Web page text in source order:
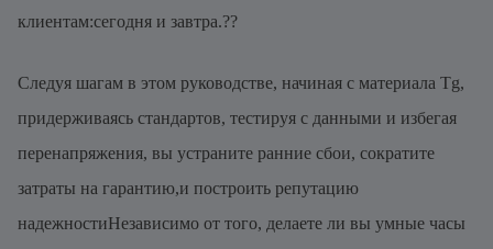
клиентам:сегодня и завтра.??
Следуя шагам в этом руководстве, начиная с материала Tg,
придерживаясь стандартов, тестируя с данными и избегая
перенапряжения, вы устраните ранние сбои, сократите
затраты на гарантию,и построить репутацию
надежностиНезависимо от того, делаете ли вы умные часы